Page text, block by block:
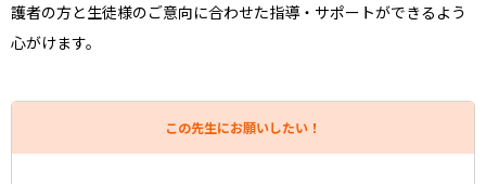
護者の方と生徒様のご意向に合わせた指導・サポートができるよう
心がけます。
この先生にお願いしたい！